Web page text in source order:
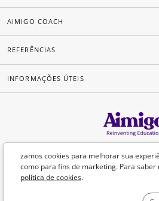
zamos cookies para melhorar sua
como para fins de marketing. Para saber
política de cookies.
AIMIGO COACH
REFERÊNCIAS
INFORMAÇÕES ÚTEIS
Português